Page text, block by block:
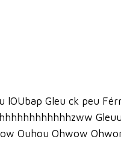
lOUbap Gleu ck peu
Ouhou Ohwow